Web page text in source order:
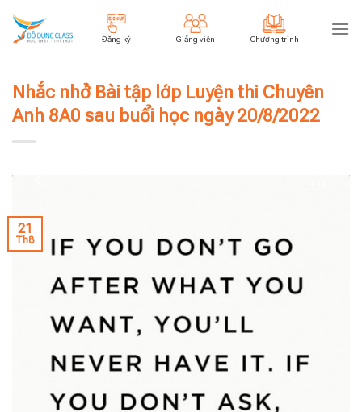
Skip
Đăng ký Giảng viên Chương trình
Nhắc nhở Bài tập lớp Luyện thi Chuyên
Anh 8A0 sau buổi học ngày 20/8/2022
21
Th8